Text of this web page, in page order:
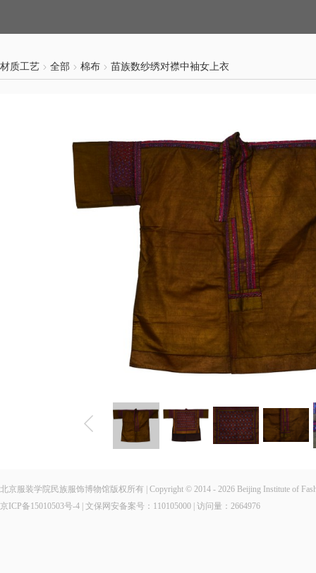
材质工艺 全部 棉布 苗族数纱绣对襟中袖女上衣
北京服装学院民族服饰博物馆版权所有 | Copyright © 2014 - 2026 Beijing Institute of
京ICP备15010503号-4 | 文保网安备案号：110105000 | 访问量： 2664976